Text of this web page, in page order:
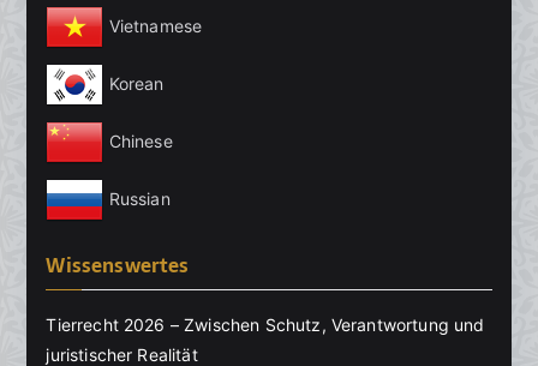
Vietnamese
Korean
Chinese
Russian
Wissenswertes
Tierrecht 2026 – Zwischen Schutz, Verantwortung und
juristischer Realität